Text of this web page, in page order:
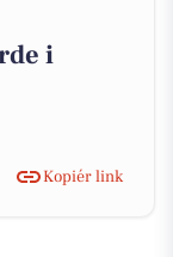
i
Kopiér link